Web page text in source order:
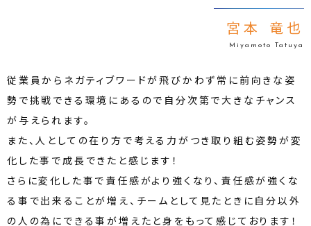
宮本 竜也
Miyamoto Tatuya
従業員からネガティブワードが飛びかわず常に前向きな姿
勢で挑戦できる環境にあるので自分次第で大きなチャンス
が与えられます。
また、人としての在り方で考える力がつき取り組む姿勢が変
化した事で成長できたと感じます！
さらに変化した事で責任感がより強くなり、責任感が強くな
る事で出来ることが増え、チームとして見たときに自分以外
の人の為にできる事が増えたと身をもって感じております！